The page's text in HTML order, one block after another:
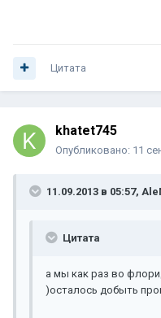
Цитата
khatet745
Опубликовано: 11
11.09.2013 в 05:57,
Цитата
а мы как раз во
)осталось добыть